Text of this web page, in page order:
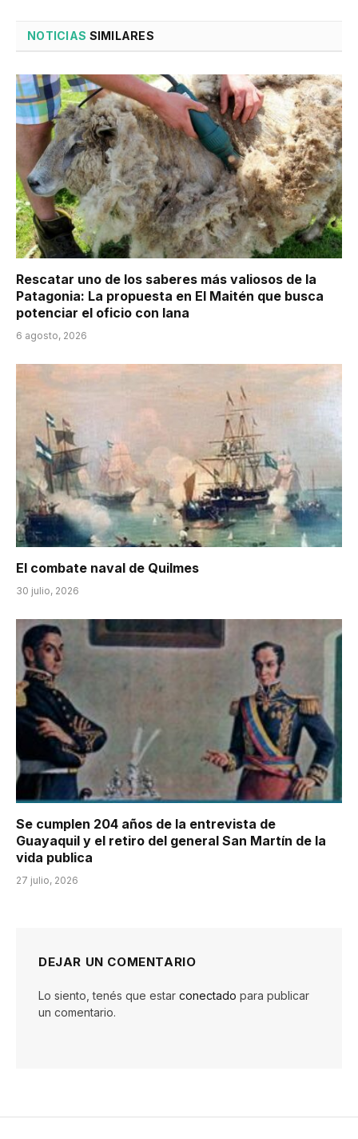
NOTICIAS SIMILARES
Rescatar uno de los saberes más valiosos de la
Patagonia: La propuesta en El Maitén que busca
potenciar el oficio con lana
6 agosto, 2026
El combate naval de Quilmes
30 julio, 2026
Se cumplen 204 años de la entrevista de
Guayaquil y el retiro del general San Martín de la
vida publica
27 julio, 2026
DEJAR UN COMENTARIO
Lo siento, tenés que estar conectado para publicar
un comentario.